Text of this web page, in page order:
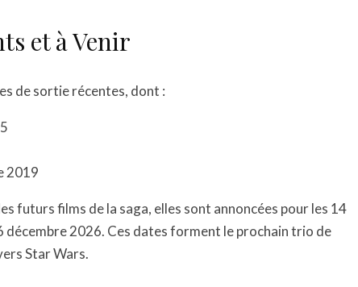
et à Venir
de sortie récentes, dont :
2019
futurs films de la saga, elles sont annoncées pour les 14
2026. Ces dates forment le prochain trio de
Star Wars.